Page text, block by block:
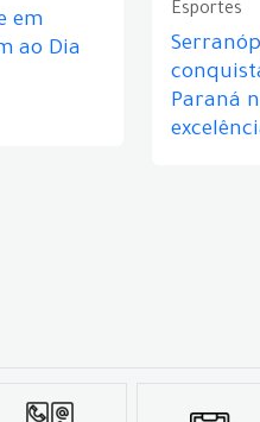
em
ao Dia
Esportes
Paraná